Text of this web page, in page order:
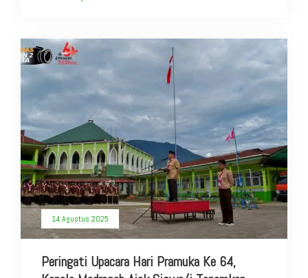
14 Agustus 2025
Peringati Upacara Hari Pramuka Ke 64,